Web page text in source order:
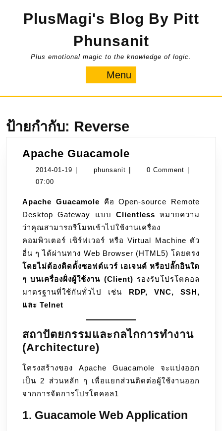
PlusMagi's Blog By Pitt
Phunsanit
Plus emotional magic to the knowledge of logic.
Menu
ป้ายกำกับ: Reverse
Apache Guacamole
Guacamole
2014-01-19 2014- phunsanit phunsanit0 Comment
07:00
Apache Guacamole คือ Open-source Remote
Desktop Gateway แบบ Clientless หมายความ
ว่าคุณสามารถรีโมทเข้าไปใช้งานเครื่อง
คอมพิวเตอร์ เซิร์ฟเวอร์ หรือ Virtual Machine ตัว
อื่น ๆ ได้ผ่านทาง Web Browser (HTML5) โดยตรง
โดยไม่ต้องติดตั้งซอฟต์แวร์ เอเจนต์ หรือปลั๊กอินใด
ๆ บนเครื่องฝั่งผู้ใช้งาน (Client) รองรับโปรโตคอล
มาตรฐานที่ใช้กันทั่วไป เช่น RDP, VNC, SSH,
และ Telnet
สถาปัตยกรรมและกลไกการทำงาน
(Architecture)
โครงสร้างของ Apache Guacamole จะแบ่งออก
เป็น 2 ส่วนหลัก ๆ เพื่อแยกส่วนติดต่อผู้ใช้งานออก
จากการจัดการโปรโตคอล1
1. Guacamole Web Application